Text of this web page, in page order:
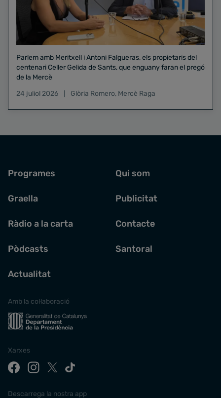
Parlem amb Meritxell i Antoni Falgueras, els propietaris del
centenari Celler Gelida de Sants, que enguany faran el pregó
de la Mercè
24 juliol 2026
Glòria Romero, Mercè Raga
Programes
Graella
Ràdio a la carta
Pòdcasts
Actualitat
Qui som
Publicitat
Contacte
Santoral
Amb la col·laboració
Xarxes
Descarrega la nostra app